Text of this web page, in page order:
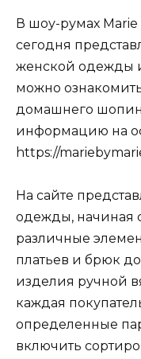
В шоу-румах
сегодня
женской одежды
можно
домашнего
информацию на
https://
На сайте
одежды, начиная
различные
платьев и брюк
изделия ручной
каждая
определенные
включить